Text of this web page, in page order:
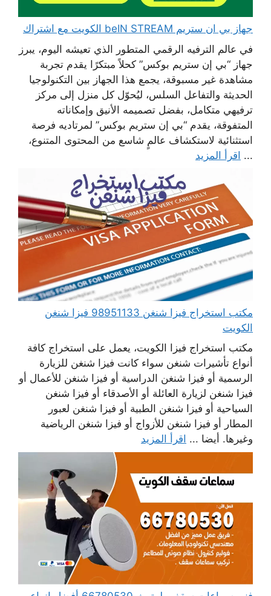
جهاز بي ان ستريم beIN STREAM الكويت مع اشتراك
في عالم الترفيه الرقمي المتطور الذي تعيشه اليوم، يبرز
جهاز “بي إن ستريم بوكس” كحلاً مبتكرًا يقدم تجربة
مشاهدة غير مسبوقة، يجمع هذا الجهاز بين التكنولوجيا
الحديثة والتفاعل السلس، ليُحوّل كل منزل إلى مركز
ترفيهي متكامل، بفضل تصميمه الأنيق وإمكاناته
المتفوقة، يقدم “بي إن ستريم بوكس” لمرتاديه فرصة
استثنائية لاستكشاف عالمٍ شاسع من المحتوى المتنوع،
... اقرأ المزيد
مكتب استخراج فيزا شنغن 98951133 فيزا شنغن
الكويت
مكتب استخراج فيزا الكويت، يعمل على استخراج كافة
أنواع تأشيرات شنغن سواء كانت فيزا شنغن للزيارة
الرسمية أو فيزا شنغن الدراسية أو فيزا شنغن للأعمال أو
فيزا شنغن لزيارة العائلة أو الأصدقاء أو فيزا شنغن
السياحية أو فيزا شنغن الطبية أو فيزا شنغن لعبور
المطار أو فيزا شنغن للأزواج أو فيزا شنغن الرياضية
وغيرها. أيضا ... اقرأ المزيد